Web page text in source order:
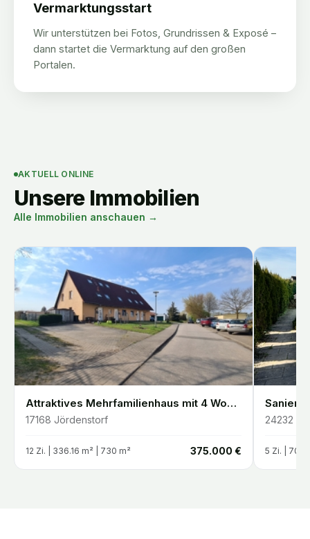
Vermarktungsstart
Wir unterstützen bei Fotos, Grundrissen & Exposé –
dann startet die Vermarktung auf den großen
Portalen.
AKTUELL ONLINE
Unsere Immobilien
Alle Immobilien anschauen →
Attraktives Mehrfamilienhaus mit 4 Wohneinheiten Vollvermietet & gepflegt
17168 Jördenstorf
12 Zi. | 336.16 m² | 730 m² 375.000 €
24232
5 Zi. | 70